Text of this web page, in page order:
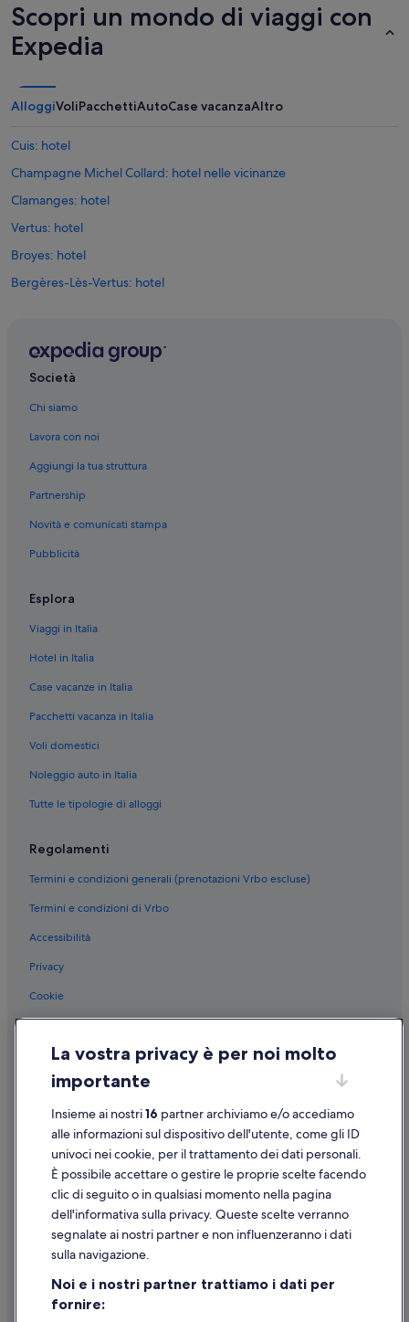
Scopri un mondo di viaggi con
Expedia
AlloggiVoliPacchettiAutoCase vacanzaAltro
Cuis: hotel
Champagne Michel Collard: hotel nelle vicinanze
Clamanges: hotel
Vertus: hotel
Broyes: hotel
Bergères-Lès-Vertus: hotel
Oyes: hotel
Cramant: hotel
Matougues: hotel
Épernay: hotel nelle vicinanze
Cantone di Avize: hotel
Grauves: hotel
Cantone di Avize: B&B
Cramant: Ville
Champagne-Ardenne: Motel
Champagne-Ardenne: Cottage
Champagne-Ardenne: Case sull'albero
Champagne-Ardenne: Agriturismi
Champagne-Ardenne: Castelli
Champagne: Agriturismi
Champagne: Residence
Champagne: Case sull'albero
Champagne-Ardenne: Hotel con casinò
Champagne-Ardenne: Hotel con piscina
Champagne-Ardenne: Hotel di lusso
Champagne-Ardenne: Resort e hotel con spa
Champagne-Ardenne: Hotel con azienda vinicola
Champagne: Vacanze per soli adulti
Champagne-Ardenne: hotel a 5 stelle
Cantone di Avize: hotel a 5 stelle
Etoges: hotel a 3 stelle
Champagne-Ardenne: hotel Logis International Services
Champagne-Ardenne: hotel Relais & Chateaux
Società
Chi siamo
Lavora con noi
Aggiungi la tua struttura
Partnership
Novità e comunicati stampa
Pubblicità
Esplora
Viaggi in Italia
Hotel in Italia
Case vacanze in Italia
Pacchetti vacanza in Italia
Voli domestici
Noleggio auto in Italia
Tutte le tipologie di alloggi
Regolamenti
Termini e condizioni generali (prenotazioni Vrbo escluse)
Termini e condizioni di Vrbo
Accessibilità
Privacy
Cookie
Informazioni legali/Contatti
Linee guida sui contenuti e segnalazione dei contenuti
Supporto
Assistenza clienti
Contattaci
Come cancellare un volo
Come modificare la prenotazione di un hotel o una casa vacanze
Utilizzare un coupon Expedia
La vostra privacy è per noi molto
importante
Insieme ai nostri16 partner archiviamo e/o accediamo
alle informazioni sul dispositivo dell'utente, come gli ID
univoci nei cookie, per il trattamento dei dati personali.
È possibile accettare o gestire le proprie scelte facendo
clic di seguito o in qualsiasi momento nella pagina
dell'informativa sulla privacy. Queste scelte verranno
segnalate ai nostri partner e non influenzeranno i dati
sulla navigazione.
Noi e i nostri partner trattiamo i dati per
fornire: